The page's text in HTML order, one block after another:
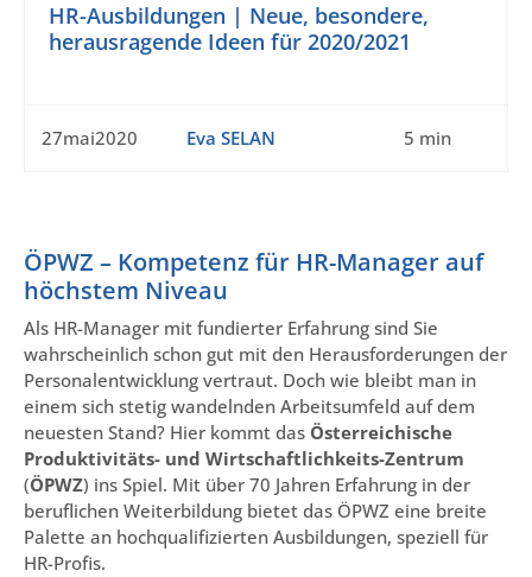
HR-Ausbildungen | Neue, besondere,
herausragende Ideen für 2020/2021
27mai2020 Eva SELAN 5 min
ÖPWZ – Kompetenz für HR-Manager auf
höchstem Niveau
Als HR-Manager mit fundierter Erfahrung sind Sie
wahrscheinlich schon gut mit den Herausforderungen der
Personalentwicklung vertraut. Doch wie bleibt man in
einem sich stetig wandelnden Arbeitsumfeld auf dem
neuesten Stand? Hier kommt das Österreichische
Produktivitäts- und Wirtschaftlichkeits-Zentrum
(ÖPWZ) ins Spiel. Mit über 70 Jahren Erfahrung in der
beruflichen Weiterbildung bietet das ÖPWZ eine breite
Palette an hochqualifizierten Ausbildungen, speziell für
HR-Profis.